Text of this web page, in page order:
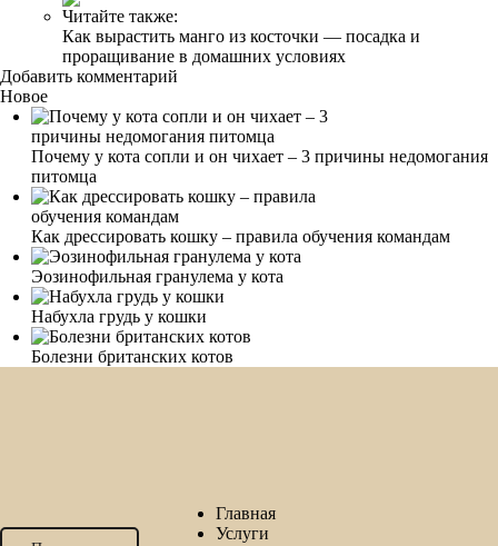
Читайте также:
Как вырастить манго из косточки — посадка и
проращивание в домашних условиях
Добавить комментарий
Новое
Почему у кота сопли и он чихает – 3 причины недомогания
питомца
Как дрессировать кошку – правила обучения командам
Эозинофильная гранулема у кота
Набухла грудь у кошки
Болезни британских котов
Главная
Услуги